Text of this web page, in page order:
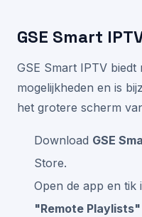
GSE Smart
GSE Smart IPTV biedt
mogelijkheden en is
het grotere scherm
Download GSE
Store.
Open de app en tik
"Remote Playlists"